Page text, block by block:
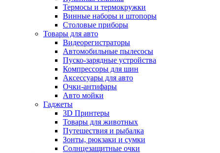
Термосы и термокружки
Винные наборы и штопоры
Столовые приборы
Товары для авто
Видеорегистраторы
Автомобильные пылесосы
Пуско-зарядные устройства
Компрессоры для шин
Аксессуары для авто
Очки-антифары
Авто мойки
Гаджеты
3D Принтеры
Товары для животных
Путешествия и рыбалка
Зонты, рюкзаки и сумки
Солнцезащитные очки